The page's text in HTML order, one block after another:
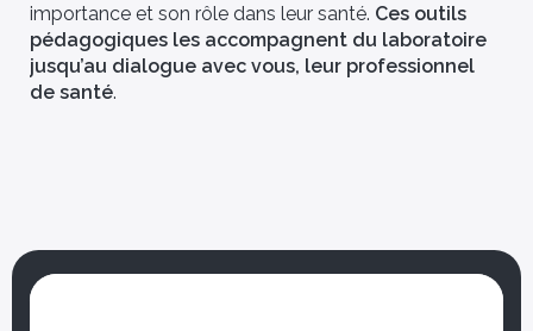
Logbook
Biotech &
[Vous êtes] – Autorité de
non convallis in
nulla duis
Ils utilisent déjà Bio Logbook
Sagittis pulvinar non convallis in
importance et son rôle dans leur santé. Ces outils
pédagogiques les accompagnent du laboratoire
jusqu’au dialogue avec vous, leur professionnel
de santé.